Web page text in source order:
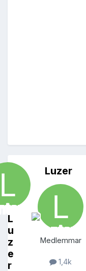
L
u
z
e
r
Luzer
Medlemmar
1,4k